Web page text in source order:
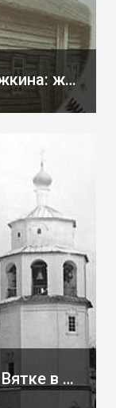
Воспоминания Василия Ложкина: жизнь и быт рабочих, вятская молодежь в 1920-е годы и ужасы раскулачивания
Как отмечали Новый год в Вятке в начале XX в.